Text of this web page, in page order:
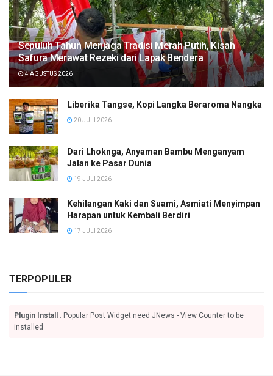
Sepuluh Tahun Menjaga Tradisi Merah Putih, Kisah
Safura Merawat Rezeki dari Lapak Bendera
4 AGUSTUS 2026
Liberika Tangse, Kopi Langka Beraroma Nangka
20 JULI 2026
Dari Lhoknga, Anyaman Bambu Menganyam
Jalan ke Pasar Dunia
19 JULI 2026
Kehilangan Kaki dan Suami, Asmiati Menyimpan
Harapan untuk Kembali Berdiri
17 JULI 2026
TERPOPULER
Plugin Install
: Popular Post Widget need JNews - View Counter to be
installed